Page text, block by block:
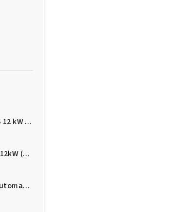
DEFRO HEAT FIREWOOD PLUS 12 kW Kotel na dřevo s ručním přikládáním
DEFRO HEAT FIREWOOD DUO 12kW (pelety/dřevo)
DEFRO HEAT EVOPELL 8 kW Automatický kotel na pelety